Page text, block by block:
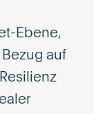
Ebene,
auf